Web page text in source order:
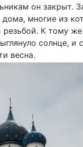
он закрыт.
многие из
К тому
солнце, и
весна.